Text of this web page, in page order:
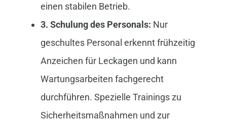
einen stabilen Betrieb.
3. Schulung des Personals: Nur
geschultes Personal erkennt frühzeitig
Anzeichen für Leckagen und kann
Wartungsarbeiten fachgerecht
durchführen. Spezielle Trainings zu
Sicherheitsmaßnahmen und zur